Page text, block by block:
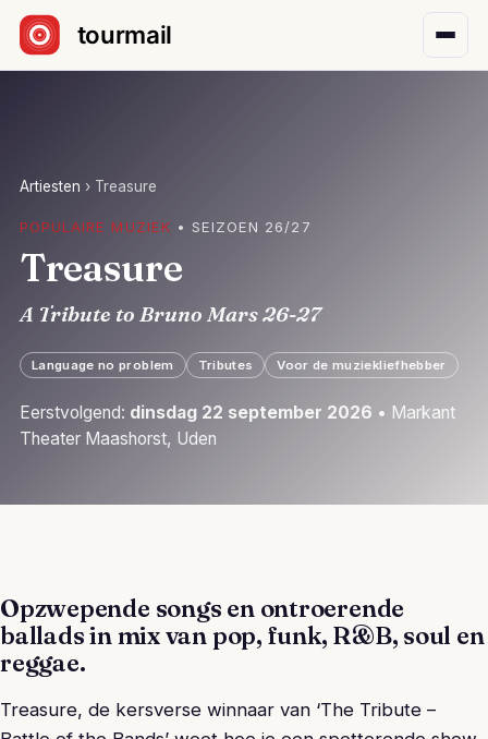
Sla navigatie over
Artiesten › Treasure
POPULAIRE MUZIEK • SEIZOEN 26/27
Treasure
A Tribute to Bruno Mars 26-27
Language no problem Tributes Voor de muziekliefhebber
Eerstvolgend: dinsdag 22 september 2026 • Markant
Theater Maashorst, Uden
Opzwepende songs en ontroerende
ballads in mix van pop, funk, R&B, soul en
reggae.
Treasure, de kersverse winnaar van ‘The Tribute –